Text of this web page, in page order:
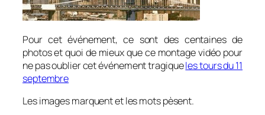
Pour cet événement, ce sont des centaines de
photos et quoi de mieux que ce montage vidéo pour
ne pas oublier cet événement tragiqueles tours du 11
septembre
Les images marquent et les mots pèsent.